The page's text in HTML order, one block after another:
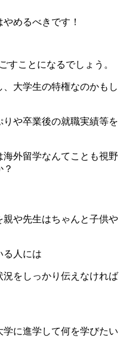
めるべきです！
すことになるでしょう。
大学生の特権なのかもし
や卒業後の就職実績等を
外留学なんてことも視野
親や先生はちゃんと子供や
る人には
をしっかり伝えなければ
に進学して何を学びたい